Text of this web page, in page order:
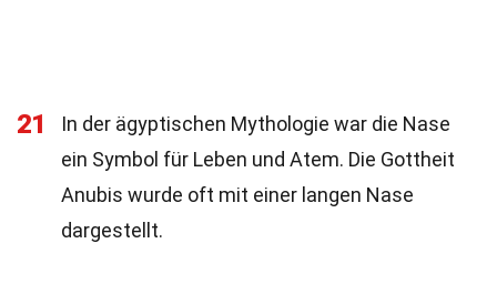
21
In der ägyptischen Mythologie war die Nase
ein Symbol für Leben und Atem. Die Gottheit
Anubis wurde oft mit einer langen Nase
dargestellt.